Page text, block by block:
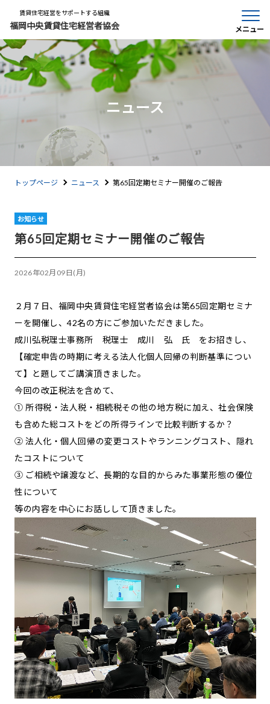
賃貸住宅経営をサポートする組織
福岡中央賃貸住宅経営者協会 メニュー
ニュース
トップページ ニュース 第65回定期セミナー開催のご報告
お知らせ
第65回定期セミナー開催のご報告
2026年02月09日(月)
２月７日、福岡中央賃貸住宅経営者協会は第65回定期セミナ
ーを開催し、42名の方にご参加いただきました。
成川弘税理士事務所 税理士 成川 弘 氏 をお招きし、
【確定申告の時期に考える法人化個人回帰の判断基準につい
て】と題してご講演頂きました。
今回の改正税法を含めて、
① 所得税・法人税・相続税その他の地方税に加え、社会保険
も含めた総コストをどの所得ラインで比較判断するか？
② 法人化・個人回帰の変更コストやランニングコスト、隠れ
たコストについて
③ ご相続や譲渡など、長期的な目的からみた事業形態の優位
性について
等の内容を中心にお話しして頂きました。